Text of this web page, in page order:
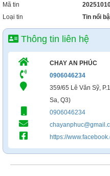
Mã tin
Loại tin
Tin nổi
Thông tin liên hệ
CHAY AN PHÚC
0906046234
359/65 Lê Văn Sỹ,
Sa, Q3)
0906046234
https://